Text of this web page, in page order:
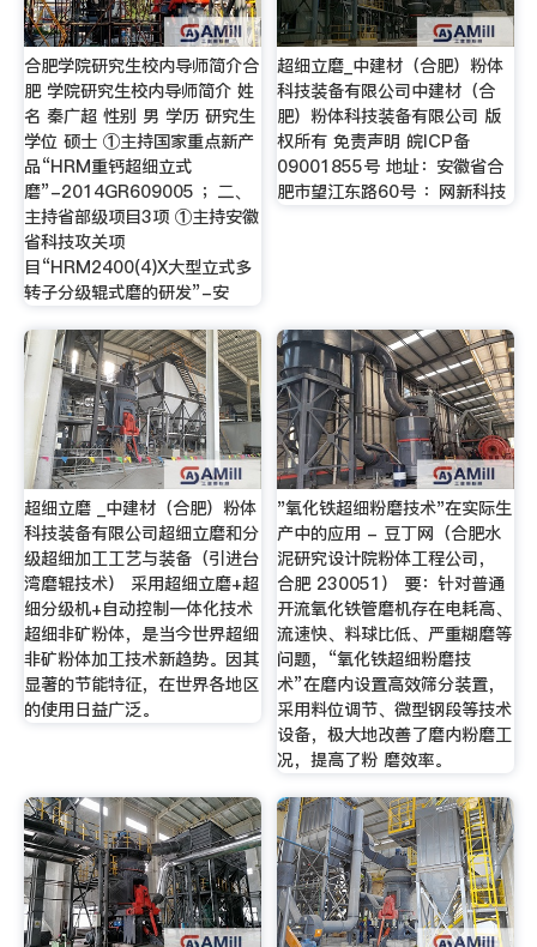
合肥学院研究生校内导师简介合
肥 学院研究生校内导师简介 姓
名 秦广超 性别 男 学历 研究生
学位 硕士 ①主持国家重点新产
品“HRM重钙超细立式
磨”-2014GR609005 ；二、
主持省部级项目3项 ①主持安徽
省科技攻关项
目“HRM2400(4)X大型立式多
转子分级辊式磨的研发”-安
超细立磨_中建材（合肥）粉体
科技装备有限公司中建材（合
肥）粉体科技装备有限公司 版
权所有 免责声明 皖ICP备
09001855号 地址：安徽省合
肥市望江东路60号 ：网新科技
超细立磨 _中建材（合肥）粉体
科技装备有限公司超细立磨和分
级超细加工工艺与装备（引进台
湾磨辊技术） 采用超细立磨+超
细分级机+自动控制一体化技术
超细非矿粉体，是当今世界超细
非矿粉体加工技术新趋势。因其
显著的节能特征，在世界各地区
的使用日益广泛。
"氧化铁超细粉磨技术"在实际生
产中的应用 - 豆丁网（合肥水
泥研究设计院粉体工程公司，
合肥 230051） 要：针对普通
开流氧化铁管磨机存在电耗高、
流速快、料球比低、严重糊磨等
问题，“氧化铁超细粉磨技
术”在磨内设置高效筛分装置，
采用料位调节、微型钢段等技术
设备，极大地改善了磨内粉磨工
况，提高了粉 磨效率。